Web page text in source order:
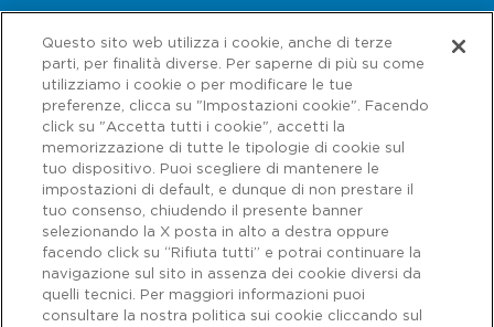
Capitale sociale € 622.027.000,00 interamente versato - Codice fiscale e
n. di iscrizione al Registro delle Imprese di Roma 07516911000 | C.C.I.A.A.
Roma n. 1037417 - P.IVA: 07516911000 - Sede Legale: via A. Bergamini, 50
Questo sito web utilizza i cookie, anche di terze
parti, per finalità diverse. Per saperne di più su come
utilizziamo i cookie o per modificare le tue
preferenze, clicca su "Impostazioni cookie". Facendo
click su "Accetta tutti i cookie", accetti la
memorizzazione di tutte le tipologie di cookie sul
tuo dispositivo. Puoi scegliere di mantenere le
impostazioni di default, e dunque di non prestare il
tuo consenso, chiudendo il presente banner
selezionando la X posta in alto a destra oppure
facendo click su “Rifiuta tutti” e potrai continuare la
navigazione sul sito in assenza dei cookie diversi da
quelli tecnici. Per maggiori informazioni puoi
consultare la nostra politica sui cookie cliccando sul